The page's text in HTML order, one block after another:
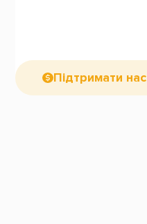
Підтримати нас